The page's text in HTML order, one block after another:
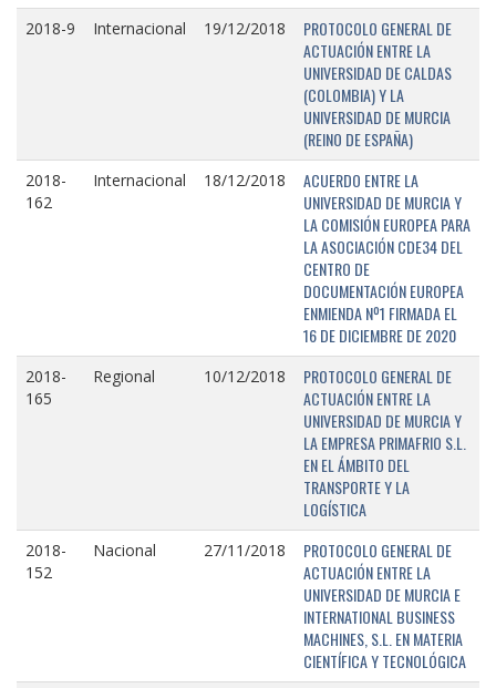
2018-9 Internacional 19/12/2018
PROTOCOLO GENERAL DE
ACTUACIÓN ENTRE LA
UNIVERSIDAD DE CALDAS
(COLOMBIA) Y LA
UNIVERSIDAD DE MURCIA
(REINO DE ESPAÑA)
2018-
162
Internacional 18/12/2018
ACUERDO ENTRE LA
UNIVERSIDAD DE MURCIA Y
LA COMISIÓN EUROPEA PARA
LA ASOCIACIÓN CDE34 DEL
CENTRO DE
DOCUMENTACIÓN EUROPEA
ENMIENDA Nº1 FIRMADA EL
16 DE DICIEMBRE DE 2020
2018-
165
Regional 10/12/2018
PROTOCOLO GENERAL DE
ACTUACIÓN ENTRE LA
UNIVERSIDAD DE MURCIA Y
LA EMPRESA PRIMAFRIO S.L.
EN EL ÁMBITO DEL
TRANSPORTE Y LA
LOGÍSTICA
2018-
152
Nacional 27/11/2018
PROTOCOLO GENERAL DE
ACTUACIÓN ENTRE LA
UNIVERSIDAD DE MURCIA E
INTERNATIONAL BUSINESS
MACHINES, S.L. EN MATERIA
CIENTÍFICA Y TECNOLÓGICA